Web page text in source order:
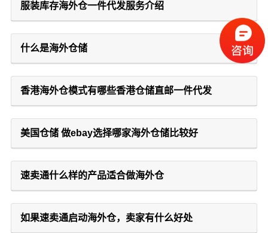
服装库存海外仓一件代发服务介绍
什么是海外仓储
香港海外仓模式有哪些香港仓储直邮一件代发
美国仓储 做ebay选择哪家海外仓储比较好
速卖通什么样的产品适合做海外仓
如果速卖通启动海外仓，卖家有什么好处